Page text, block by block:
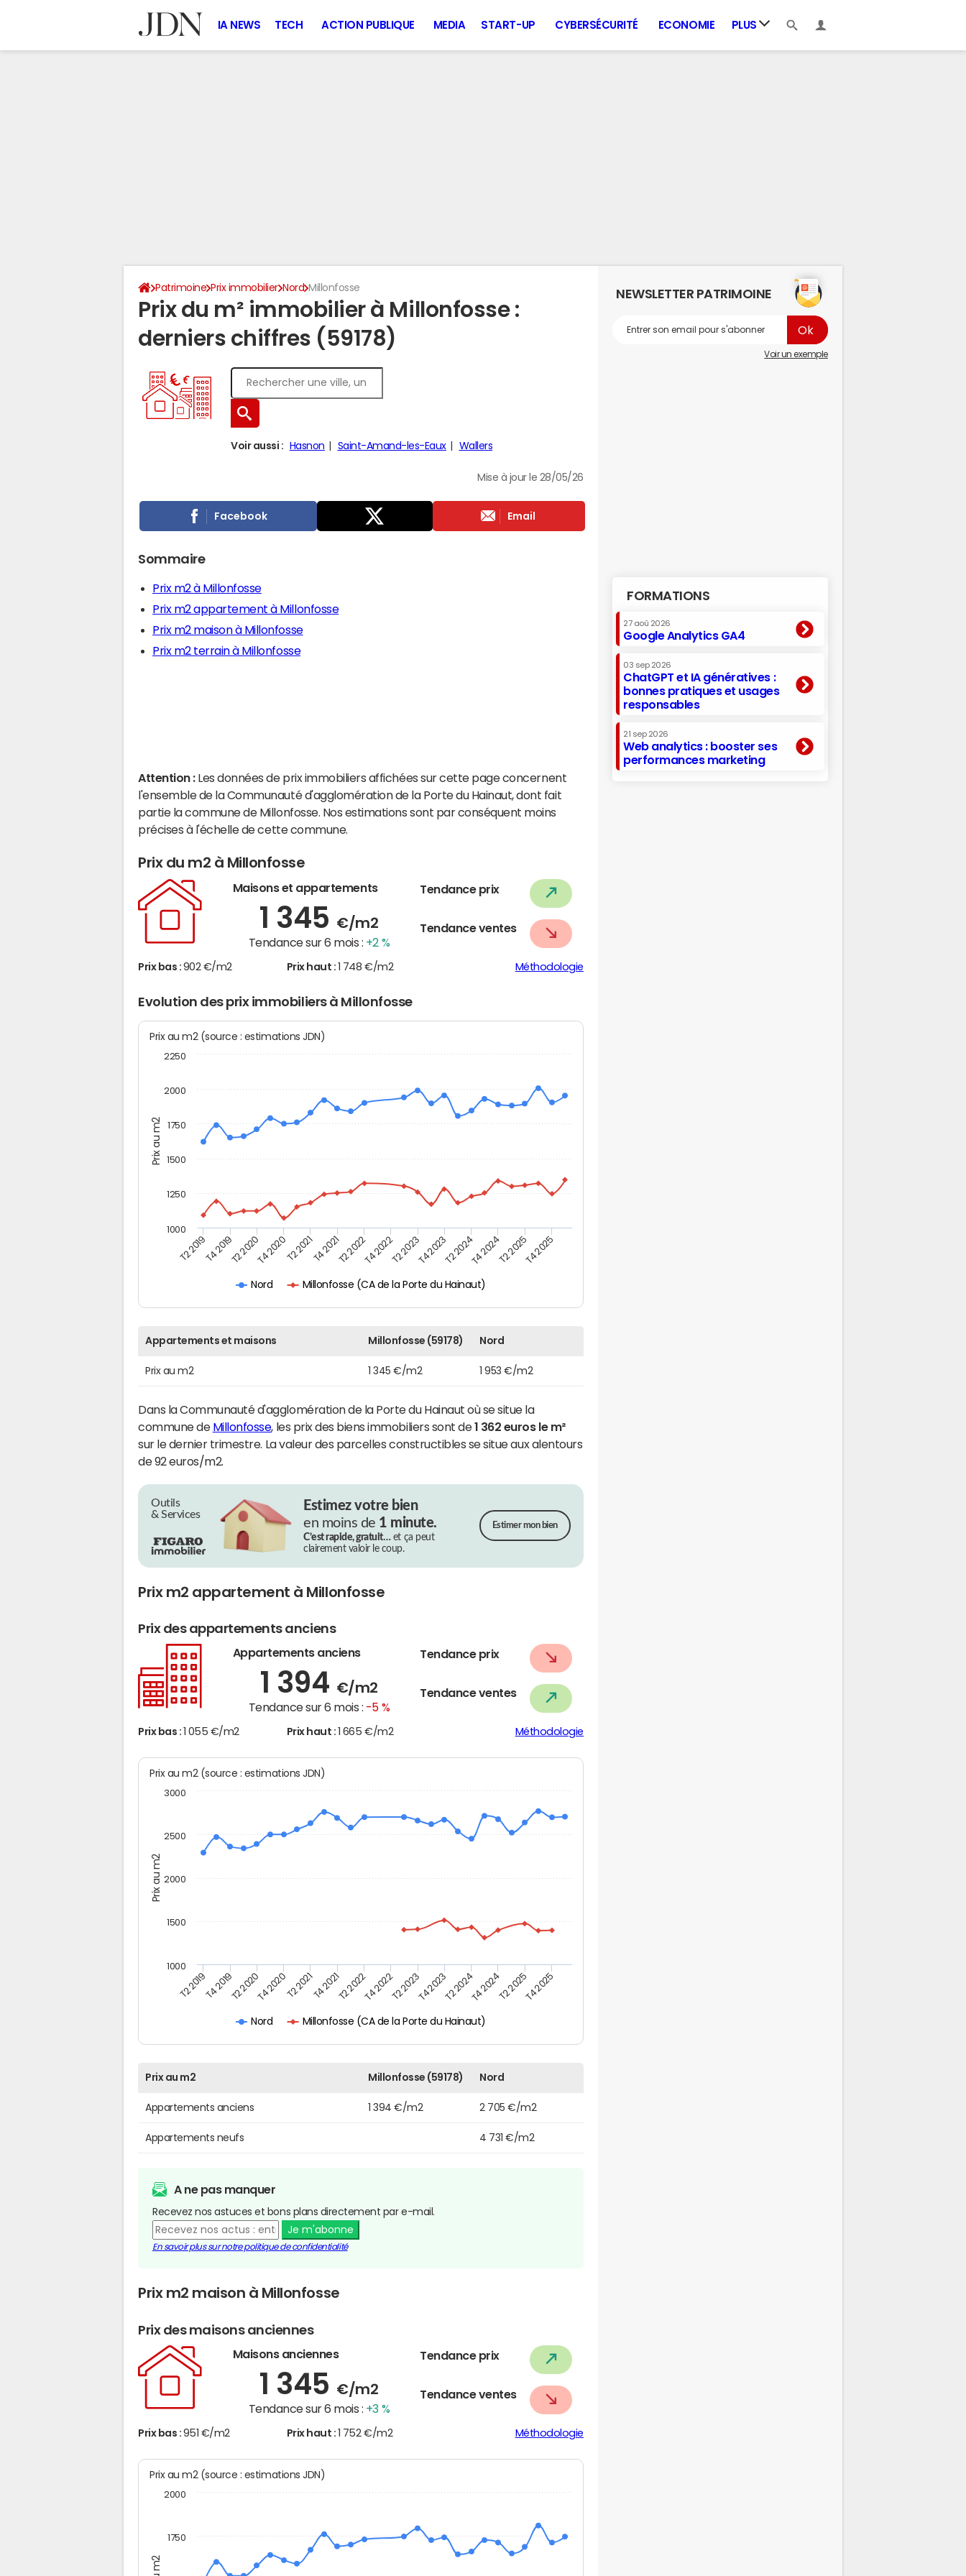
IA NEWS TECH ACTION PUBLIQUE MEDIA START-UP CYBERSÉCURITÉ ECONOMIE PLUS
Patrimoine Prix immobilier Nord Millonfosse
Prix du m² immobilier à Millonfosse :
derniers chiffres (59178)
Voir aussi : Hasnon Saint-Amand-les-Eaux Wallers
Mise à jour le 28/05/26
Facebook Email
Sommaire
Prix m2 à Millonfosse
Prix m2 appartement à Millonfosse
Prix m2 maison à Millonfosse
Prix m2 terrain à Millonfosse
Attention : Les données de prix immobiliers affichées sur cette page concernent
l'ensemble de la Communauté d'agglomération de la Porte du Hainaut, dont fait
partie la commune de Millonfosse. Nos estimations sont par conséquent moins
précises à l'échelle de cette commune.
Prix du m2 à Millonfosse
Maisons et appartements
1 345 €/m2
Tendance sur 6 mois : +2 %
Tendance prix
Tendance ventes
Prix bas : 902 €/m2 Prix haut : 1 748 €/m2 Méthodologie
Evolution des prix immobiliers à Millonfosse
Prix au m2
Prix au m2 (source : estimations JDN)
Nord Millonfosse (CA de la Porte du Hainaut)
T2 2019T4 2019T2 2020T4 2020T2 2021T4 2021T2 2022T4 2022T2 2023T4 2023T2 2024T4 2024T2 2025T4 2025
1000
1250
1500
1750
2000
2250
Appartements et maisons Millonfosse (59178) Nord
Prix au m2 1 345 €/m2 1 953 €/m2
Dans la Communauté d'agglomération de la Porte du Hainaut où se situe la
commune de Millonfosse, les prix des biens immobiliers sont de1 362 euros le m²
sur le dernier trimestre. La valeur des parcelles constructibles se situe aux alentours
de 92 euros/m2.
Outils
& Services
Estimez votre bien
en moins de 1 minute.
C’est rapide, gratuit…et ça peut
clairement valoir le coup.
Estimer mon bien
Prix m2 appartement à Millonfosse
Prix des appartements anciens
Appartements anciens
1 394 €/m2
Tendance sur 6 mois : -5 %
Tendance prix
Tendance ventes
Prix bas : 1 055 €/m2 Prix haut : 1 665 €/m2 Méthodologie
Prix au m2
Prix au m2 (source : estimations JDN)
Nord Millonfosse (CA de la Porte du Hainaut)
T2 2019T4 2019T2 2020T4 2020T2 2021T4 2021T2 2022T4 2022T2 2023T4 2023T2 2024T4 2024T2 2025T4 2025
1000
1500
2000
2500
3000
Prix au m2 Millonfosse (59178) Nord
Appartements anciens 1 394 €/m2 2 705 €/m2
Appartements neufs 4 731 €/m2
A ne pas manquer
Recevez nos astuces et bons plans directement par e-mail.
Je m'abonne
En savoir plus sur notre politique de confidentialité
Prix m2 maison à Millonfosse
Prix des maisons anciennes
Maisons anciennes
1 345 €/m2
Tendance sur 6 mois : +3 %
Tendance prix
Tendance ventes
Prix bas : 951 €/m2 Prix haut : 1 752 €/m2 Méthodologie
Prix au m2 (source : estimations JDN)
2000
1750
NEWSLETTER PATRIMOINE
Voir un exemple
FORMATIONS
27 aoû 2026
Google Analytics GA4
03 sep 2026
ChatGPT et IA génératives :
bonnes pratiques et usages
responsables
21 sep 2026
Web analytics : booster ses
performances marketing